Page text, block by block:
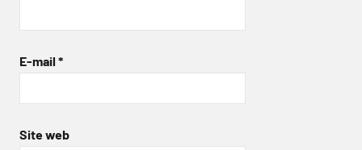
E-mail *
Site web